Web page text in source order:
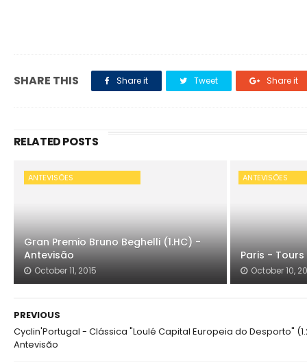
SHARE THIS Share it Tweet Share it
RELATED POSTS
ANTEVISÕES
Gran Premio Bruno Beghelli (1.HC) -
Antevisão
October 11, 2015
ANTEVISÕES
Paris -
October 10,
PREVIOUS
Cyclin'Portugal - Clássica "Loulé Capital Europeia do Desporto"
Antevisão